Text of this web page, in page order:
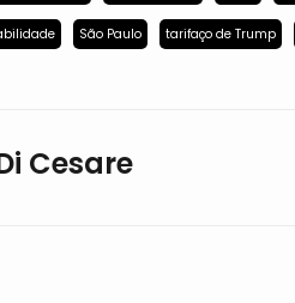
São Paulo tarifaço de Trump
Cesare